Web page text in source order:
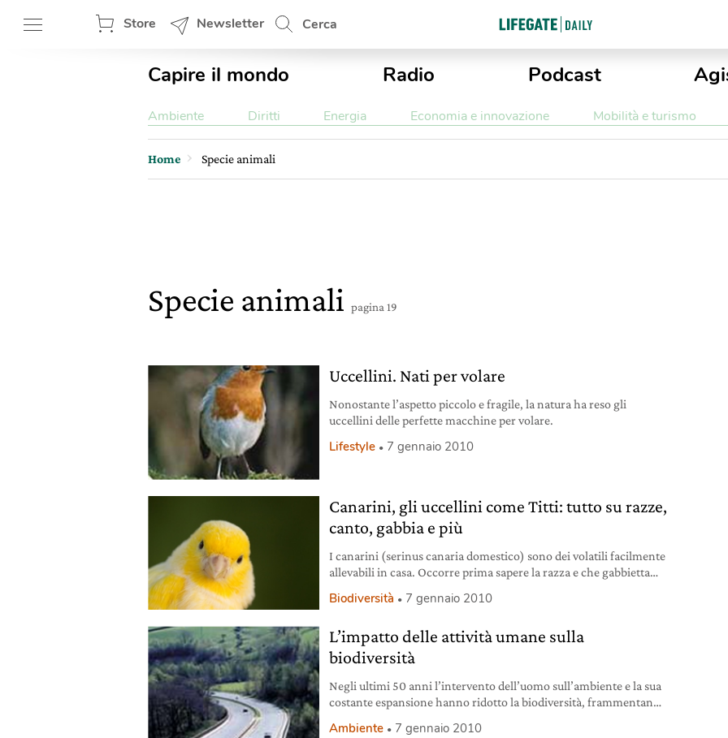
Store Newsletter Cerca
Capire il mondo Radio Podcast
Ambiente Diritti Energia Economia e innovazione Mobilità e turismo
Home Specie animali
Specie animali pagina 19
Uccellini. Nati per volare
Nonostante l’aspetto piccolo e fragile, la natura ha reso gli
uccellini delle perfette macchine per volare.
Lifestyle 7 gennaio 2010
Canarini, gli uccellini come Titti: tutto su razze,
canto, gabbia e più
I canarini (serinus canaria domestico) sono dei volatili facilmente
allevabili in casa. Occorre prima sapere la razza e che gabbietta
Biodiversità 7 gennaio 2010
L’impatto delle attività umane sulla
biodiversità
Negli ultimi 50 anni l’intervento dell’uomo sull’ambiente e la sua
costante espansione hanno ridotto la biodiversità, frammentando
Ambiente 7 gennaio 2010